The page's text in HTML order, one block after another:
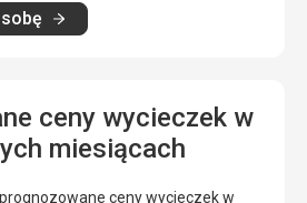
ceny wycieczek w
miesiącach
ceny wycieczek w